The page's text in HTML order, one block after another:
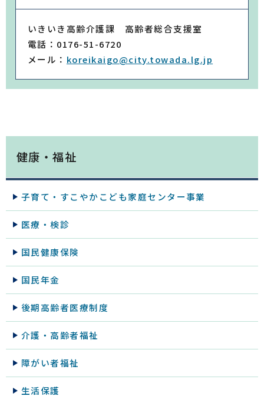
いきいき高齢介護課 高齢者総合支援室
電話：0176-51-6720
メール： koreikaigo@city.towada.lg.jp
健康・福祉
子育て・すこやかこども家庭センター事業
医療・検診
国民健康保険
国民年金
後期高齢者医療制度
介護・高齢者福祉
障がい者福祉
生活保護